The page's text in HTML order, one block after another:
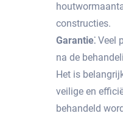
constructies.​
Garantie⁚Veel
na de
Het is
veilige en
behandeld